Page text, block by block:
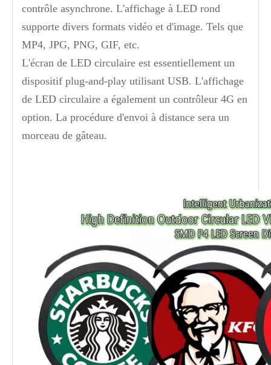
contrôle asynchrone. L'affichage à LED rond
supporte divers formats vidéo et d'image. Tels que
MP4, JPG, PNG, GIF, etc.
L'écran de LED circulaire est essentiellement un
dispositif plug-and-play utilisant USB. L'affichage
de LED circulaire a également un contrôleur 4G en
option. La procédure d'envoi à distance sera un
morceau de gâteau.